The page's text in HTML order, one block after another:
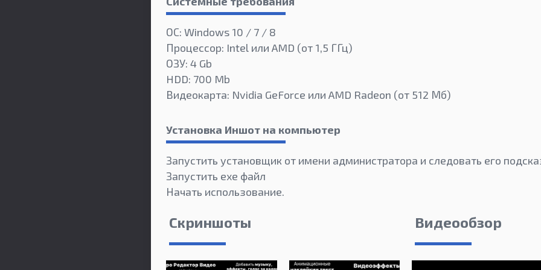
ОС: Windows 10 / 7 / 8
Процессор: Intel или AMD (от 1,5 ГГц)
ОЗУ: 4 Gb
HDD: 700 Mb
Видеокарта: Nvidia GeForce или AMD Radeon (от 512 Мб)
Установка Иншот на компьютер
Запустить установщик от имени администратора и следовать его
Запустить exe файл
Начать использование.
Скриншоты Видеообзор